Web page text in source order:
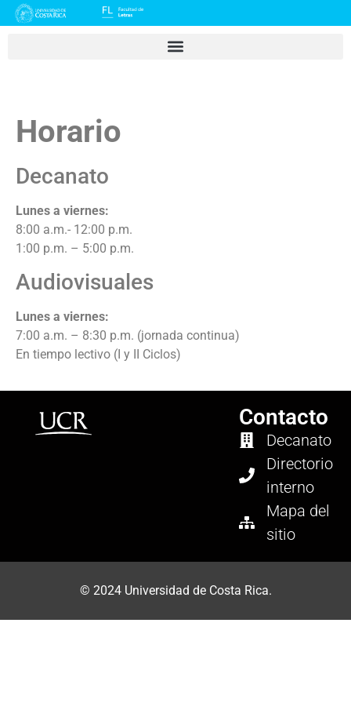
Horario
Decanato
Lunes a viernes:
8:00 a.m.- 12:00 p.m.
1:00 p.m. – 5:00 p.m.
Audiovisuales
Lunes a viernes:
7:00 a.m. – 8:30 p.m. (jornada continua)
En tiempo lectivo (I y II Ciclos)
Contacto
Decanato
Directorio
interno
Mapa del
sitio
© 2024 Universidad de Costa Rica.